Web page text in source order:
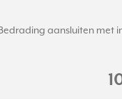
aansluiten met